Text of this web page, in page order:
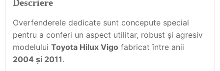
Descriere
Overfenderele dedicate sunt concepute special
pentru a conferi un aspect utilitar, robust și agresiv
modelului Toyota Hilux Vigo fabricat între anii
2004 și 2011.